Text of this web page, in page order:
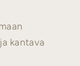
kantava